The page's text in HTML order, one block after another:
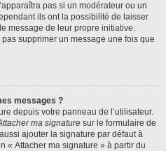
pas si un modérateur ou un
ils ont la possibilité de laisser
message de leur propre initiative.
supprimer un message une fois que
messages ?
depuis votre panneau de l’utilisateur.
ma signature sur le formulaire de
ajouter la signature par défaut à
« Attacher ma signature » à partir du